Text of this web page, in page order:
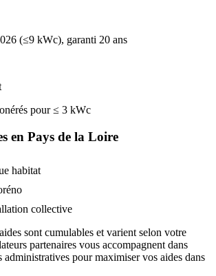
(≤9 kWc), garanti 20 ans
pour ≤ 3 kWc
en Pays de la Loire
habitat
collective
sont cumulables et varient selon votre
partenaires vous accompagnent dans
administratives pour maximiser vos aides dans